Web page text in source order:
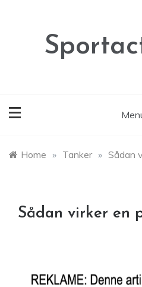
Home » Tanker » Sådan
Sådan virker en